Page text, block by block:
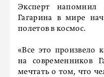
Эксперт напомнил
Гагарина в мире
полетов в космос.
«Все это произвело
на современников
мечтать о том, что